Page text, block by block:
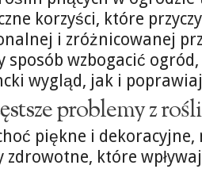
korzyści, które
i zróżnicowanej
sposób wzbogacić
wygląd, jak i
problemy z
piękne i
zdrowotne, które